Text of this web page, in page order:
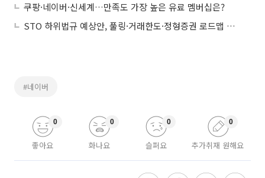
쿠팡·네이버·신세계…만족도 가장 높은 유료 멤버십은?
STO 하위법규 예상안, 풀링·거래한도·정형증권 로드맵 제시
#네이버
좋아요
0
화나요
0
슬퍼요
0
추가취재 원해요
0